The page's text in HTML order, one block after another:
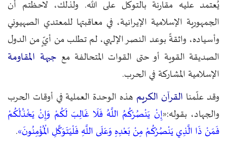
يُعتمد عليه مقارنة بالتوكل على الله. ولذلك، لاحظتم أن
الجمهورية الإسلامية الإيرانية، في معاقبتها للمعتدي الصهيوني
وأسياده، واثقةً بوعد النصر الإلهي، لم تطلب من أيٍّ من الدول
الصديقة القوية أو حتى القوات المتحالفة مع جبهة المقاومة
الإسلامية المشاركة في الحرب.
وقد علّمنا القرآن الكريم هذه الوحدة العملية في أوقات الحرب
والجهاد، بقوله:«إِنْ يَنْصُرْكُمُ اللَّهُ فَلَا غَالِبَ لَكُمْ وَإِنْ يَخْذُلْكُمْ
فَمَنْ ذَا الَّذِي يَنْصُرُكُمْ مِنْ بَعْدِهِ وَعَلَى اللَّهِ فَلْيَتَوَكَّلِ الْمُؤْمِنُونَ».